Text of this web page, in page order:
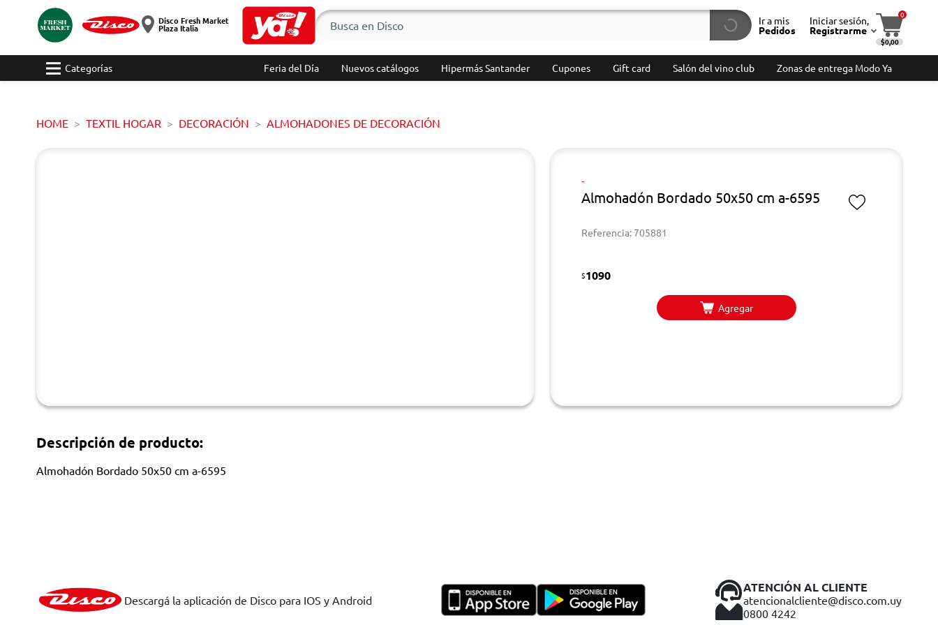
Disco Fresh Market
Plaza Italia
Ir a mis
Pedidos
Iniciar sesión,
Registrarme
0
$0,00
Categorías Feria del Día Nuevos catálogos Hipermás Santander Cupones Gift card Salón del vino club Zonas de entrega Modo Ya
HOME TEXTIL HOGAR DECORACIÓN ALMOHADONES DE DECORACIÓN
-
Almohadón Bordado 50x50 cm a-6595
Referencia: 705881
$1090
Agregar
Descripción de producto:
Almohadón Bordado 50x50 cm a-6595
Descargá la aplicación de Disco para IOS y Android
ATENCIÓN AL CLIENTE
atencionalcliente@disco.com.uy
0800 4242